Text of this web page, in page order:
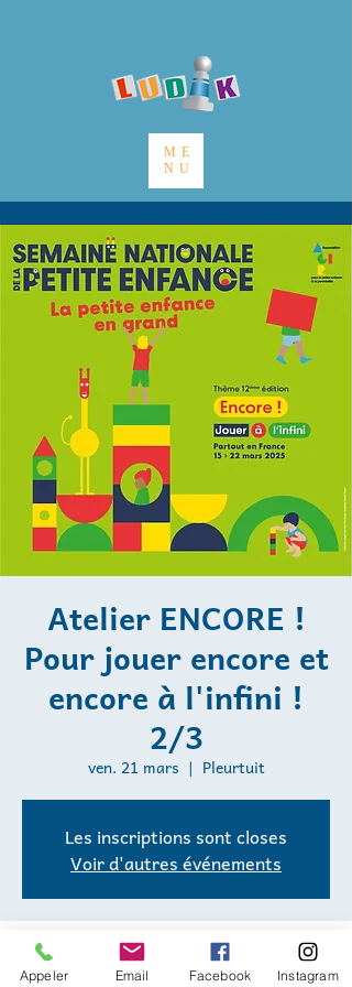
ME
NU
Atelier ENCORE !
Pour jouer encore et
encore à l'infini !
2/3
ven. 21 mars
  |
Pleurtuit
Les inscriptions sont closes
Voir d'autres événements
Heure et lieu
Appeler Email Facebook Instagram